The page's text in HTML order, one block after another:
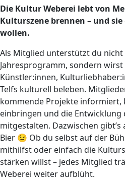
Die Kultur Weberei lebt von
Kulturszene brennen – und
wollen.
Als Mitglied unterstützt du
Jahresprogramm, sondern wirst
Künstler:innen,
Telfs kulturell beleben.
kommende Projekte informiert,
einbringen und die Entwicklung
mitgestalten. Dazwischen
Bier 😉 Ob du selbst auf der
mithilfst oder einfach die
stärken willst – jedes Mitglied
Weberei weiter aufblüht.